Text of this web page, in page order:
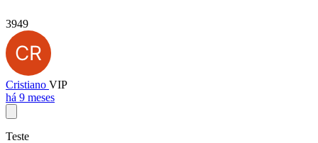
3949
Cristiano VIP
há 9 meses
Teste